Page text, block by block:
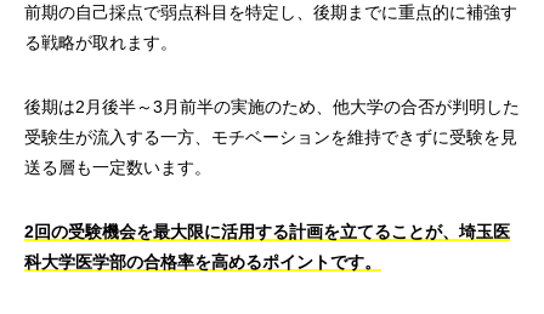
前期の自己採点で弱点科目を特定し、後期までに重点的に補強す
る戦略が取れます。
後期は2月後半～3月前半の実施のため、他大学の合否が判明した
受験生が流入する一方、モチベーションを維持できずに受験を見
送る層も一定数います。
2回の受験機会を最大限に活用する計画を立てることが、埼玉医
科大学医学部の合格率を高めるポイントです。